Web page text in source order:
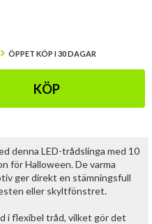
ÖPPET KÖP I 30 DAGAR
KÖP
denna LED-trådslinga med 10
för Halloween. De varma
ger direkt en stämningsfull
eller skyltfönstret.
i flexibel tråd, vilket gör det